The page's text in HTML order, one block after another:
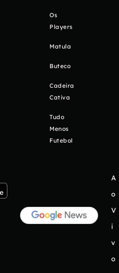
Os
Players
Matula
Buteco
Cadeira
Cativa
Tudo
Menos
Futebol
A
o
V
i
v
o